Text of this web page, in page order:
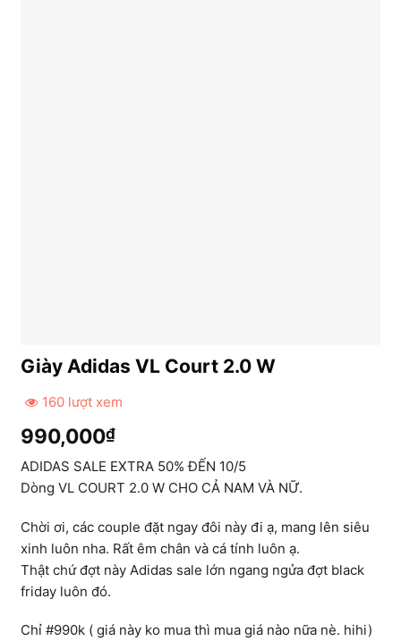
Giày Adidas VL Court 2.0 W
160 lượt xem
990,000₫
ADIDAS SALE EXTRA 50% ĐẾN 10/5
Dòng VL COURT 2.0 W CHO CẢ NAM VÀ NỮ.
Chời ơi, các couple đặt ngay đôi này đi ạ, mang lên siêu
xinh luôn nha. Rất êm chân và cá tính luôn ạ.
Thật chứ đợt này Adidas sale lớn ngang ngửa đợt black
friday luôn đó.
Chỉ #990k ( giá này ko mua thì mua giá nào nữa nè. hihi)